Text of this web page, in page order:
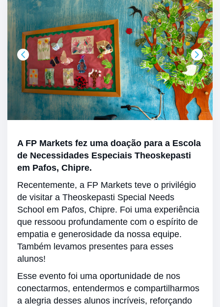
A FP Markets fez uma doação para a Escola
de Necessidades Especiais Theoskepasti
em Pafos, Chipre.
Recentemente, a FP Markets teve o privilégio
de visitar a Theoskepasti Special Needs
School em Pafos, Chipre. Foi uma experiência
que ressoou profundamente com o espírito de
empatia e generosidade da nossa equipe.
Também levamos presentes para esses
alunos!
Esse evento foi uma oportunidade de nos
conectarmos, entendermos e compartilharmos
a alegria desses alunos incríveis, reforçando